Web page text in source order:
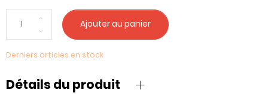
Ajouter au panier
Derniers articles en stock
Détails du produit